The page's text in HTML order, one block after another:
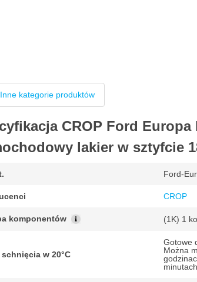
Inne kategorie produktów
CROP Ford
lakier w sztyfcie
Ford-
CROP
komponentów (1K) 1
schnięcia w 20°C
Gotowe
Można
minutach